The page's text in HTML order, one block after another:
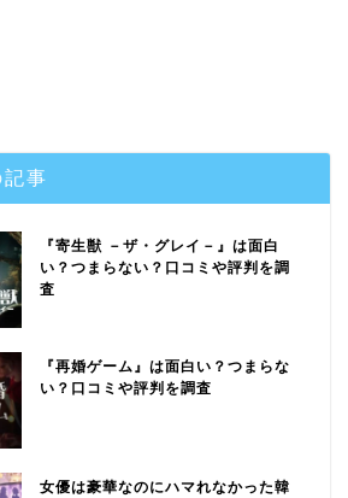
事
『寄生獣 －ザ・グレイ－』は面白
い？つまらない？口コミや評判を調
査
『再婚ゲーム』は面白い？つまらな
い？口コミや評判を調査
女優は豪華なのにハマれなかった韓